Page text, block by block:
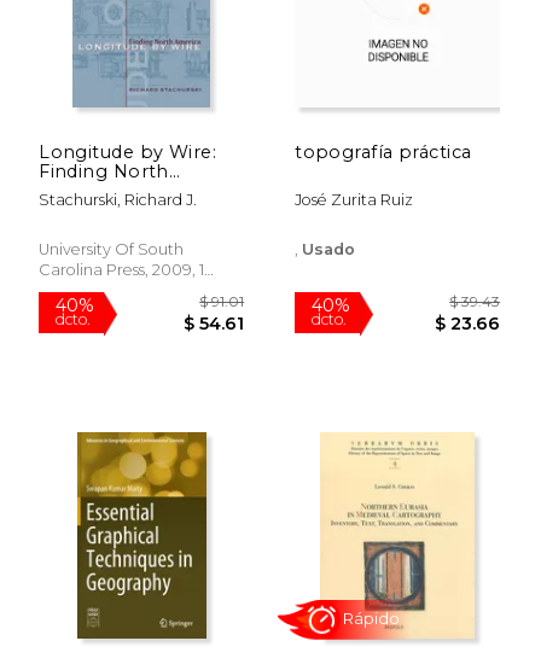
15%
dcto. $ 118.99 dcto.
Longitude by Wire:
Finding North
America (en Inglés)
Stachurski, Richard J.
University Of South
Carolina Press, 2009, 1
Edición, Tapa Dura, Nuevo
topografía práctica
José Zurita Ruiz
Usado